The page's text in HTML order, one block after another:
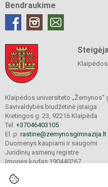
Bendraukime
Klaipėdos universiteto „Žemynos“
Savivaldybės biudžetinė įstaiga
Kretingos g. 23, 92216 Klaipėda
Tel. +37046403105
El. p. rastine@zemynosgimnazija.lt
Duomenys kaupiami ir saugomi
Juridinių asmenų registre
Įmonės kodas 190440267